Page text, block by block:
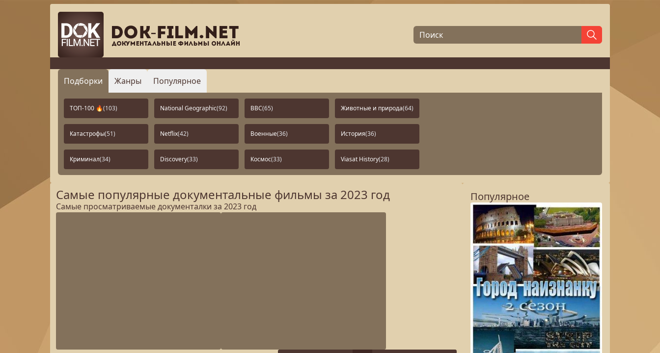
Подборки Жанры Популярное
ТОП-100 🔥(103) National Geographic(92) BBC(65) Животные и природа(64)
Катастрофы(51) Netflix(42) Военные(36) История(36)
Криминал(34) Discovery(33) Космос(33) Viasat History(28)
Самые популярные документальные фильмы за 2023 год
Самые просматриваемые документалки за 2023 год
Популярное